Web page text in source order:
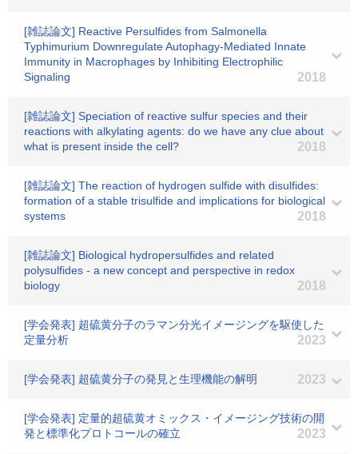
[雑誌論文] Reactive Persulfides from Salmonella
Typhimurium Downregulate Autophagy-Mediated Innate
Immunity in Macrophages by Inhibiting Electrophilic
Signaling
2018
[雑誌論文] Speciation of reactive sulfur species and their
reactions with alkylating agents: do we have any clue about
what is present inside the cell?
2018
[雑誌論文] The reaction of hydrogen sulfide with disulfides:
formation of a stable trisulfide and implications for biological
systems
2018
[雑誌論文] Biological hydropersulfides and related
polysulfides - a new concept and perspective in redox
biology
2018
[学会発表] 超硫黄分子のラマン分光イメージングを駆使した
定量分析
2023
[学会発表] 超硫黄分子の発見と生理機能の解明 2023
[学会発表] 定量的超硫黄オミックス・イメージング技術の開
発と標準化プロトコールの確立
2023